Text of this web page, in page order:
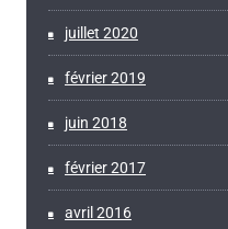
juillet 2020
février 2019
juin 2018
février 2017
avril 2016